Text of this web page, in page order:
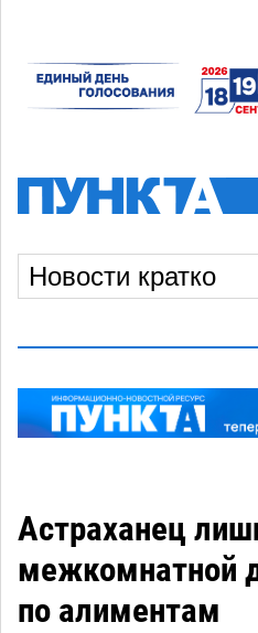
Астраханец
межкомнатной
по алиментам